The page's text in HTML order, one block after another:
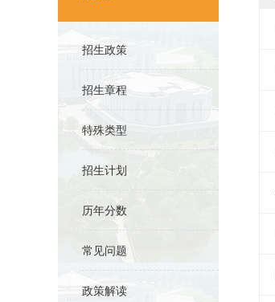
招生政策
招生章程
特殊类型
招生计划
历年分数
常见问题
政策解读